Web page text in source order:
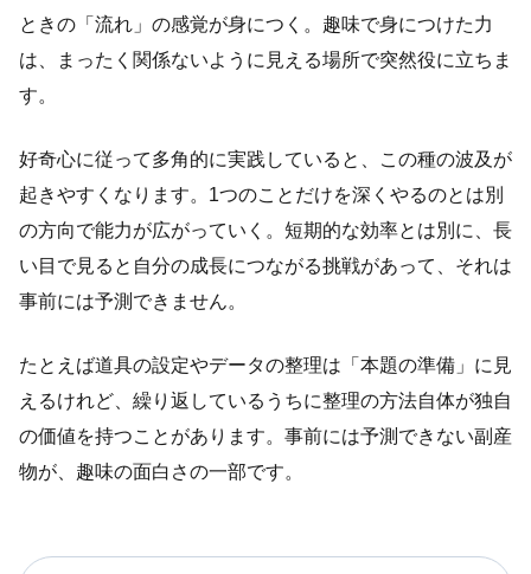
ときの「流れ」の感覚が身につく。趣味で身につけた力
は、まったく関係ないように見える場所で突然役に立ちま
す。
好奇心に従って多角的に実践していると、この種の波及が
起きやすくなります。1つのことだけを深くやるのとは別
の方向で能力が広がっていく。短期的な効率とは別に、長
い目で見ると自分の成長につながる挑戦があって、それは
事前には予測できません。
たとえば道具の設定やデータの整理は「本題の準備」に見
えるけれど、繰り返しているうちに整理の方法自体が独自
の価値を持つことがあります。事前には予測できない副産
物が、趣味の面白さの一部です。